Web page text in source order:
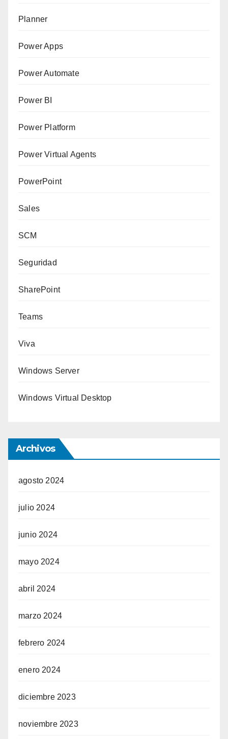
Planner
Power Apps
Power Automate
Power BI
Power Platform
Power Virtual Agents
PowerPoint
Sales
SCM
Seguridad
SharePoint
Teams
Viva
Windows Server
Windows Virtual Desktop
Archivos
agosto 2024
julio 2024
junio 2024
mayo 2024
abril 2024
marzo 2024
febrero 2024
enero 2024
diciembre 2023
noviembre 2023